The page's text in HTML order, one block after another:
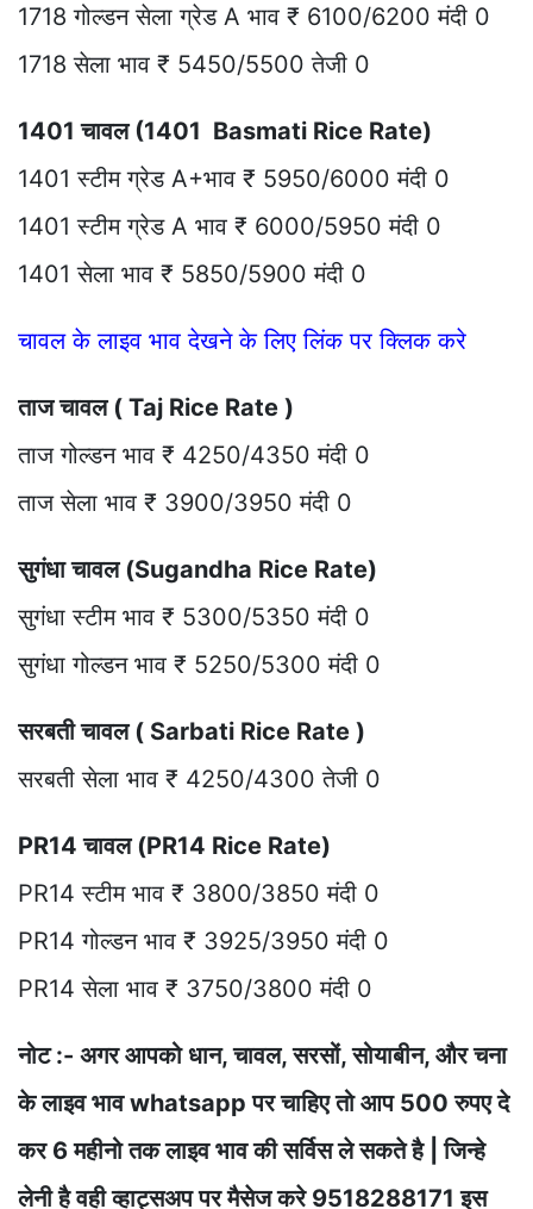
1718 गोल्डन सेला ग्रेड A भाव ₹ 6100/6200 मंदी 0
1718 सेला भाव ₹ 5450/5500 तेजी 0
1401 चावल (1401 Basmati Rice Rate)
1401 स्टीम ग्रेड A+भाव ₹ 5950/6000 मंदी 0
1401 स्टीम ग्रेड A भाव ₹ 6000/5950 मंदी 0
1401 सेला भाव ₹ 5850/5900 मंदी 0
चावल के लाइव भाव देखने के लिए लिंक पर क्लिक करे
ताज चावल ( Taj Rice Rate )
ताज गोल्डन भाव ₹ 4250/4350 मंदी 0
ताज सेला भाव ₹ 3900/3950 मंदी 0
सुगंधा चावल (Sugandha Rice Rate)
सुगंधा स्टीम भाव ₹ 5300/5350 मंदी 0
सुगंधा गोल्डन भाव ₹ 5250/5300 मंदी 0
सरबती चावल ( Sarbati Rice Rate )
सरबती सेला भाव ₹ 4250/4300 तेजी 0
PR14 चावल (PR14 Rice Rate)
PR14 स्टीम भाव ₹ 3800/3850 मंदी 0
PR14 गोल्डन भाव ₹ 3925/3950 मंदी 0
PR14 सेला भाव ₹ 3750/3800 मंदी 0
नोट :- अगर आपको धान, चावल, सरसों, सोयाबीन, और चना
के लाइव भाव whatsapp पर चाहिए तो आप 500 रुपए दे
कर 6 महीनो तक लाइव भाव की सर्विस ले सकते है | जिन्हे
लेनी है वही व्हाट्सअप पर मैसेज करे 9518288171 इस